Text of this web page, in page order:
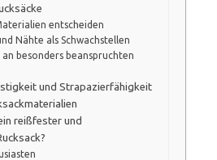
entscheiden
Nähte als Schwachstellen
besonders beanspruchten
und Strapazierfähigkeit
reißfester und